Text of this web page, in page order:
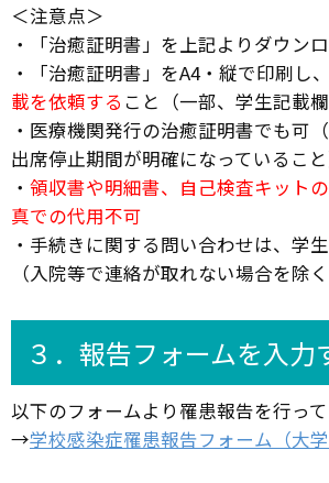
＜注意点＞
・「治癒証明書」を上記よりダウン
・「治癒証明書」をA4・縦で印刷し、
載を依頼する こと（一部、学生記載欄
・医療機関発行の治癒証明書でも可
出席停止期間が明確になっていること
・ 領収書や明細書、自己検査キット
真での代用不可
・手続きに関する問い合わせは、学
（入院等で連絡が取れない場合を除く
３．報告フォームを入力
以下のフォームより罹患報告を行って
→学校感染症罹患報告フォーム（大学